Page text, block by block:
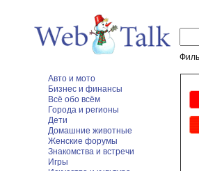
Авто и мото
Бизнес и финансы
Всё обо всём
Города и регионы
Дети
Домашние животные
Женские форумы
Знакомства и встречи
Игры